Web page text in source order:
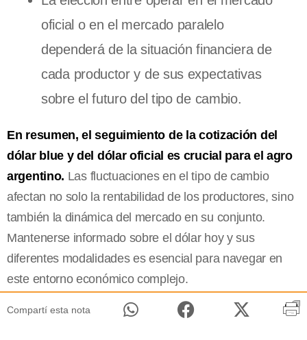
oficial o en el mercado paralelo
dependerá de la situación financiera de
cada productor y de sus expectativas
sobre el futuro del tipo de cambio.
En resumen, el seguimiento de la cotización del
dólar blue y del dólar oficial es crucial para el agro
argentino. Las fluctuaciones en el tipo de cambio
afectan no solo la rentabilidad de los productores, sino
también la dinámica del mercado en su conjunto.
Mantenerse informado sobre el dólar hoy y sus
diferentes modalidades es esencial para navegar en
este entorno económico complejo.
Compartí esta nota